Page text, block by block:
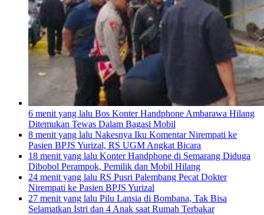
6 menit yang lalu Bos Konter Handphone Ambarawa Hilang
Ditemukan Tewas Dalam Bagasi Mobil
8 menit yang lalu Nakesnya Iku Komentar Nirempati ke
Pasien BPJS Yurizal, RS UGM Angkat Bicara
18 menit yang lalu Konter Handphone di Semarang Diduga
Dibobol Perampok, Pemilik dan Mobil Hilang
24 menit yang lalu RS Pusri Palembang Pecat Dokter
Nirempati ke Pasien BPJS Yurizal
27 menit yang lalu Pilu Lansia di Bombana, Tak Bisa
Selamatkan Istri dan 4 Anak saat Rumah Terbakar